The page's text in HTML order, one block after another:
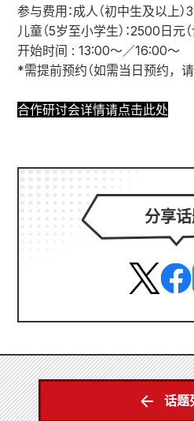
参与费用：成人（初中生及以上）
儿童（5岁至小学生）：2500日元（
开始时间 : 13:00〜／16:00〜
*需提前预约（如需当日预约，请
合作研讨会详情请点击此处
分享
话题